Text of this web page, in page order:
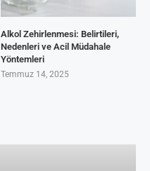
Alkol Zehirlenmesi: Belirtileri,
Nedenleri ve Acil Müdahale
Yöntemleri
Temmuz 14, 2025